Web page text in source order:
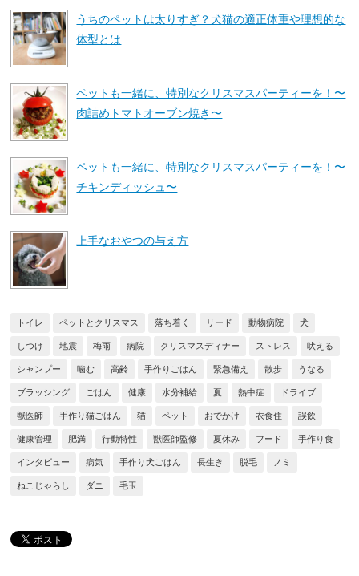
うちのペットは太りすぎ？犬猫の適正体重や理想的な
体型とは
ペットも一緒に、特別なクリスマスパーティーを！〜
肉詰めトマトオーブン焼き〜
ペットも一緒に、特別なクリスマスパーティーを！〜
チキンディッシュ〜
上手なおやつの与え方
トイレ ペットとクリスマス 落ち着く リード 動物病院 犬
しつけ 地震 梅雨 病院 クリスマスディナー ストレス 吠える
シャンプー 噛む 高齢 手作りごはん 緊急備え 散歩 うなる
ブラッシング ごはん 健康 水分補給 夏 熱中症 ドライブ
獣医師 手作り猫ごはん 猫 ペット おでかけ 衣食住 誤飲
健康管理 肥満 行動特性 獣医師監修 夏休み フード 手作り食
インタビュー 病気 手作り犬ごはん 長生き 脱毛 ノミ
ねこじゃらし ダニ 毛玉